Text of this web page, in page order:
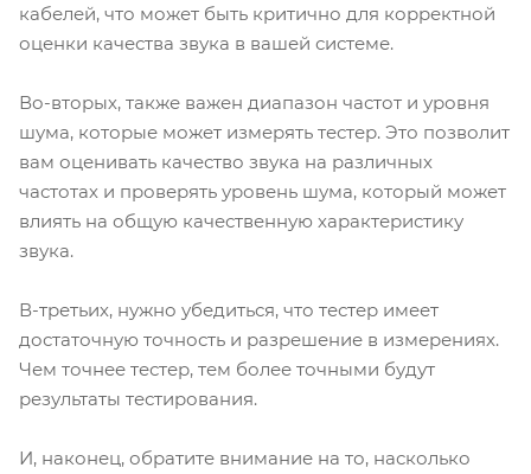
кабелей, что может быть критично для корректной
оценки качества звука в вашей системе.
Во-вторых, также важен диапазон частот и уровня
шума, которые может измерять тестер. Это позволит
вам оценивать качество звука на различных
частотах и проверять уровень шума, который может
влиять на общую качественную характеристику
звука.
В-третьих, нужно убедиться, что тестер имеет
достаточную точность и разрешение в измерениях.
Чем точнее тестер, тем более точными будут
результаты тестирования.
И, наконец, обратите внимание на то, насколько